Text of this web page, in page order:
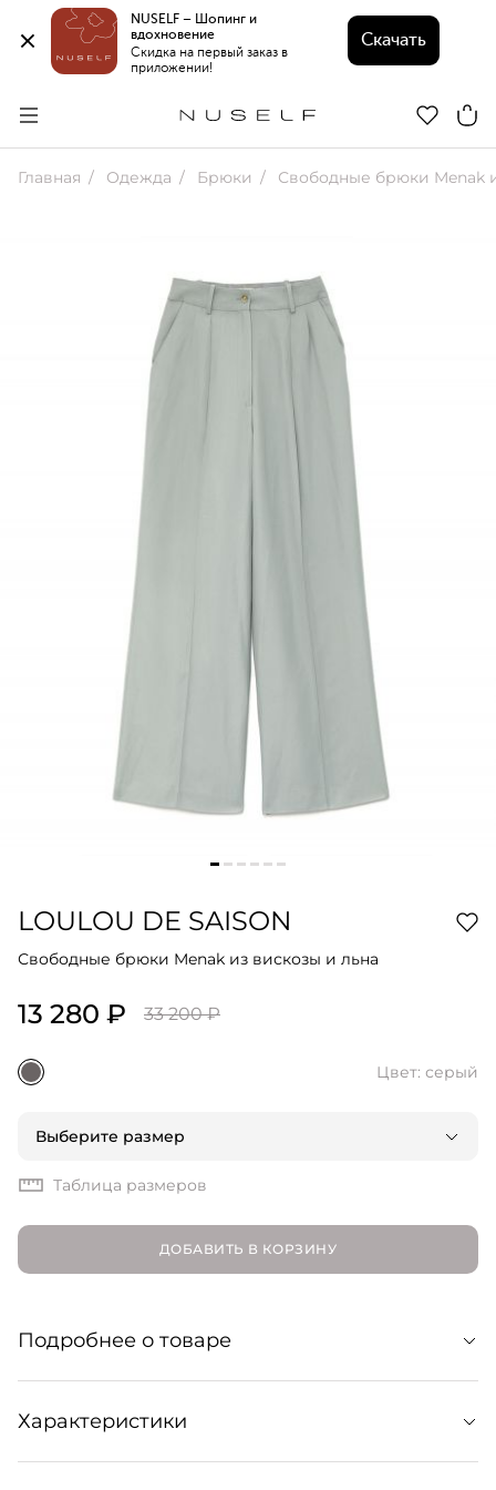
NUSELF – Шопинг и
вдохновение
Скидка на первый заказ в
приложении!
Скачать
Главная Одежда Брюки Свободные брюки Menak из
LOULOU DE SAISON
Свободные брюки Menak из вискозы и льна
13 280 ₽ 33 200 ₽
Цвет: серый
Выберите размер
Таблица размеров
ДОБАВИТЬ В КОРЗИНУ
Подробнее о товаре
Брюки палаццо из летнего бленда вискозы и льна,
объединяющие расслабленный стиль и женственную
элегантность. Идеально сочетаются с кроп-топом
Характеристики